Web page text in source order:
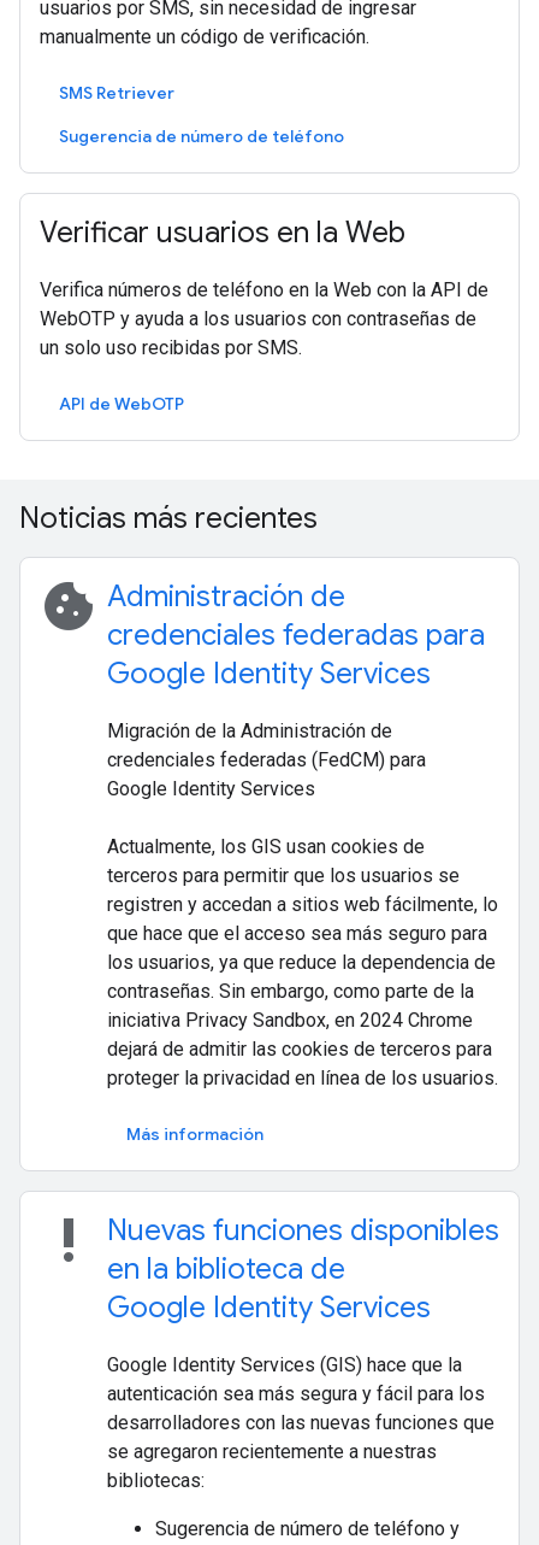
usuarios por SMS, sin necesidad de ingresar
manualmente un código de verificación.
SMS Retriever
Sugerencia de número de teléfono
Verificar usuarios en la Web
Verifica números de teléfono en la Web con la API de
WebOTP y ayuda a los usuarios con contraseñas de
un solo uso recibidas por SMS.
API de WebOTP
Noticias más recientes
cookie Administración de
credenciales federadas para
Google Identity Services
Migración de la Administración de
credenciales federadas (FedCM) para
Google Identity Services
Actualmente, los GIS usan cookies de
terceros para permitir que los usuarios se
registren y accedan a sitios web fácilmente, lo
que hace que el acceso sea más seguro para
los usuarios, ya que reduce la dependencia de
contraseñas. Sin embargo, como parte de la
iniciativa Privacy Sandbox, en 2024 Chrome
dejará de admitir las cookies de terceros para
proteger la privacidad en línea de los usuarios.
Más información
priority_high
Nuevas funciones disponibles
en la biblioteca de
Google Identity Services
Google Identity Services (GIS) hace que la
autenticación sea más segura y fácil para los
desarrolladores con las nuevas funciones que
se agregaron recientemente a nuestras
bibliotecas:
Sugerencia de número de teléfono y